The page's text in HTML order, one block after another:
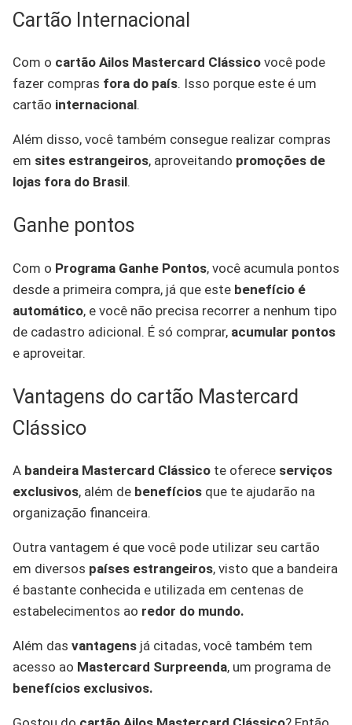
Cartão Internacional
Com o cartão Ailos Mastercard Clássico você pode
fazer compras fora do país. Isso porque este é um
cartão internacional.
Além disso, você também consegue realizar compras
em sites estrangeiros, aproveitando promoções de
lojas fora do Brasil.
Ganhe pontos
Com o Programa Ganhe Pontos, você acumula pontos
desde a primeira compra, já que este benefício é
automático, e você não precisa recorrer a nenhum tipo
de cadastro adicional. É só comprar, acumular pontos
e aproveitar.
Vantagens do cartão Mastercard
Clássico
A bandeira Mastercard Clássico te oferece serviços
exclusivos, além de benefícios que te ajudarão na
organização financeira.
Outra vantagem é que você pode utilizar seu cartão
em diversos países estrangeiros, visto que a bandeira
é bastante conhecida e utilizada em centenas de
estabelecimentos ao redor do mundo.
Além das vantagens já citadas, você também tem
acesso ao Mastercard Surpreenda, um programa de
benefícios exclusivos.